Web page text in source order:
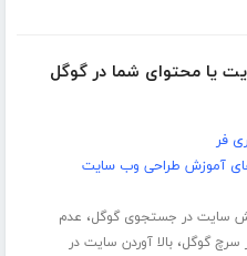
که سایت یا محتوای شما در گوگل
فر
آموزش طراحی وب سایت
سایت در جستجوی گوگل، عدم
سرچ گوگل،بالا آوردن سایت در